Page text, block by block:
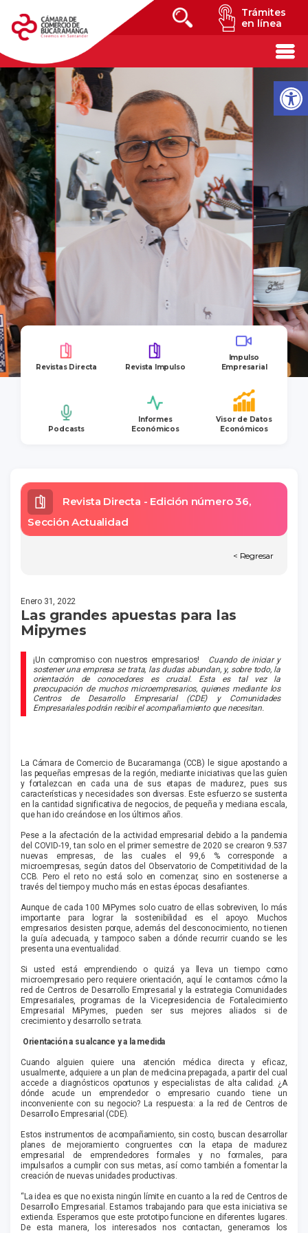
Trámites
en línea
Revistas Directa Revista Impulso
Impulso
Empresarial
Podcasts
Informes
Económicos
Visor de Datos
Económicos
Revista Directa - Edición número 36,
Sección Actualidad
< Regresar
Enero 31, 2022
Las grandes apuestas para las
Mipymes
¡Un compromiso con nuestros empresarios! Cuando de iniciar y
sostener una empresa se trata, las dudas abundan, y, sobre todo, la
orientación de conocedores es crucial. Esta es tal vez la
preocupación de muchos microempresarios, quienes mediante los
Centros de Desarrollo Empresarial (CDE) y Comunidades
Empresariales podrán recibir el acompañamiento que necesitan.
La Cámara de Comercio de Bucaramanga (CCB) le sigue apostando a
las pequeñas empresas de la región, mediante iniciativas que las guíen
y fortalezcan en cada una de sus etapas de madurez, pues sus
características y necesidades son diversas. Este esfuerzo se sustenta
en la cantidad significativa de negocios, de pequeña y mediana escala,
que han ido creándose en los últimos años.
Pese a la afectación de la actividad empresarial debido a la pandemia
del COVID-19, tan solo en el primer semestre de 2020 se crearon 9.537
nuevas empresas, de las cuales el 99,6 % corresponde a
microempresas, según datos del Observatorio de Competitividad de la
CCB. Pero el reto no está solo en comenzar, sino en sostenerse a
través del tiempo y mucho más en estas épocas desafiantes.
Aunque de cada 100 MiPymes solo cuatro de ellas sobreviven, lo más
importante para lograr la sostenibilidad es el apoyo. Muchos
empresarios desisten porque, además del desconocimiento, no tienen
la guía adecuada, y tampoco saben a dónde recurrir cuando se les
presenta una eventualidad.
Si usted está emprendiendo o quizá ya lleva un tiempo como
microempresario pero requiere orientación, aquí le contamos cómo la
red de Centros de Desarrollo Empresarial y la estrategia Comunidades
Empresariales, programas de la Vicepresidencia de Fortalecimiento
Empresarial MiPymes, pueden ser sus mejores aliados si de
crecimiento y desarrollo se trata.
Orientación a su alcance y a la medida
Cuando alguien quiere una atención médica directa y eficaz,
usualmente, adquiere a un plan de medicina prepagada, a partir del cual
accede a diagnósticos oportunos y especialistas de alta calidad. ¿A
dónde acude un emprendedor o empresario cuando tiene un
inconveniente con su negocio? La respuesta: a la red de Centros de
Desarrollo Empresarial (CDE).
Estos instrumentos de acompañamiento, sin costo, buscan desarrollar
planes de mejoramiento congruentes con la etapa de madurez
empresarial de emprendedores formales y no formales, para
impulsarlos a cumplir con sus metas, así como también a fomentar la
creación de nuevas unidades productivas.
“La idea es que no exista ningún límite en cuanto a la red de Centros de
Desarrollo Empresarial. Estamos trabajando para que esta iniciativa se
extienda. Esperamos que este prototipo funcione en diferentes lugares.
De esta manera, los interesados nos contactan, generamos los